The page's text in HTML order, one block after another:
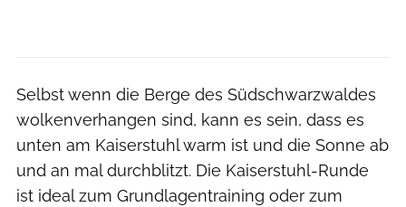
Selbst wenn die Berge des Südschwarzwaldes
wolkenverhangen sind, kann es sein, dass es
unten am Kaiserstuhl warm ist und die Sonne ab
und an mal durchblitzt. Die Kaiserstuhl-Runde
ist ideal zum Grundlagentraining oder zum